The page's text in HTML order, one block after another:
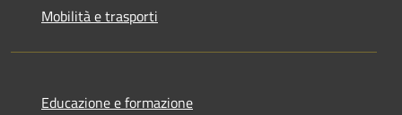
Mobilità e trasporti
Educazione e formazione